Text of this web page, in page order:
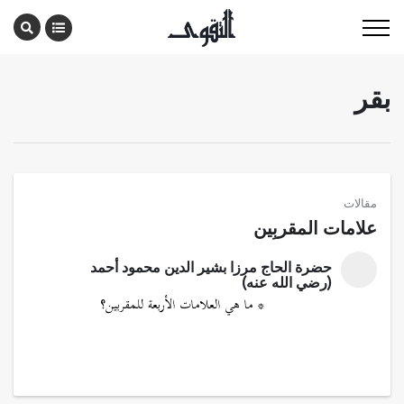
بقر
مقالات
علامات المقربِين
حضرة الحاج مرزا بشير الدين محمود أحمد
(رضي الله عنه)
* ما هي العلامات الأربعة للمقربين؟